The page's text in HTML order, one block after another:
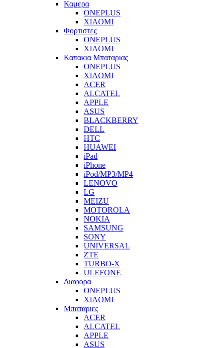
Καμερα
ONEPLUS
XIAOMI
Φορτιστες
ONEPLUS
XIAOMI
Καπακια Μπαταριας
ONEPLUS
XIAOMI
ACER
ALCATEL
APPLE
ASUS
BLACKBERRY
DELL
HTC
HUAWEI
iPad
iPhone
iPod/MP3/MP4
LENOVO
LG
MEIZU
MOTOROLA
NOKIA
SAMSUNG
SONY
UNIVERSAL
ZTE
TURBO-X
ULEFONE
Διαφορα
ONEPLUS
XIAOMI
Μπαταριες
ACER
ALCATEL
APPLE
ASUS